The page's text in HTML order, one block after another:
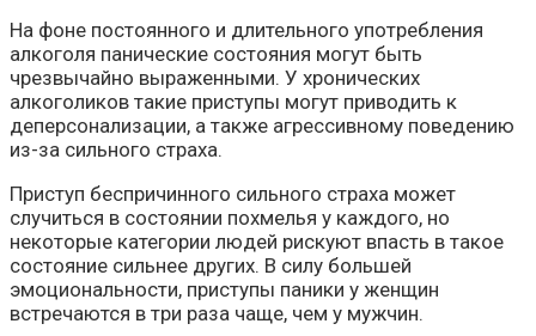
На фоне постоянного и длительного употребления
алкоголя панические состояния могут быть
чрезвычайно выраженными. У хронических
алкоголиков такие приступы могут приводить к
деперсонализации, а также агрессивному поведению
из-за сильного страха.
Приступ беспричинного сильного страха может
случиться в состоянии похмелья у каждого, но
некоторые категории людей рискуют впасть в такое
состояние сильнее других. В силу большей
эмоциональности, приступы паники у женщин
встречаются в три раза чаще, чем у мужчин.